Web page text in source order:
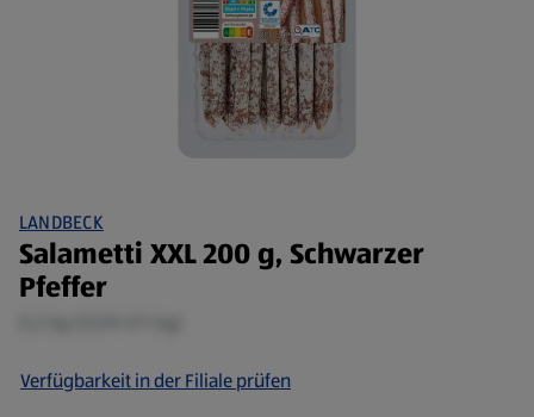
LANDBECK
Salametti XXL 200 g, Schwarzer
Pfeffer
Verfügbarkeit in der Filiale prüfen